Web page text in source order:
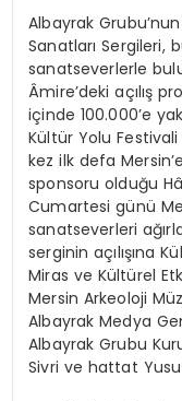
Albayrak
Sanatları Sergileri,
sanatseverlerle
Âmire’deki açılış
içinde 100.000’e
Kültür Yolu Festivali
kez ilk defa
sponsoru olduğu
Cumartesi günü
sanatseverleri
serginin açılışına
Miras ve Kültürel
Mersin Arkeoloji
Albayrak Medya
Albayrak Grubu
Sivri ve hattat